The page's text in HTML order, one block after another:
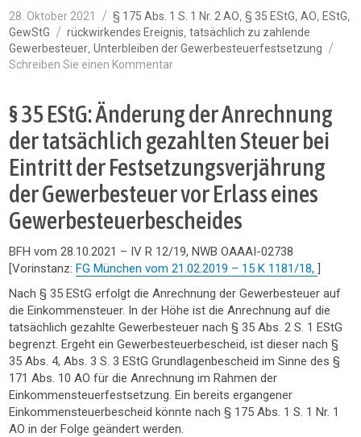
Veröffentlicht
am
28. Oktober 2021 Kategorien
§ 175 Abs. 1 S. 1 Nr. 2 AO,§ 35 EStG,AO,EStG,
GewStG Schlagwörter
rückwirkendes Ereignis,tatsächlich zu zahlende
Gewerbesteuer,Unterbleiben der Gewerbesteuerfestsetzung
Schreiben Sie einen Kommentarzu
Abs.
2
S.
1
EStG:
tatsächlich
zu
zahlende
–
Unterbleiben
der
Gewerbesteuerfestsetzung
§ 35 EStG: Änderung der Anrechnung
der tatsächlich gezahlten Steuer bei
Eintritt der Festsetzungsverjährung
der Gewerbesteuer vor Erlass eines
Gewerbesteuerbescheides
BFH vom 28.10.2021 – IV R 12/19, NWB OAAAI-02738
[Vorinstanz:FG München vom 21.02.2019 – 15 K 1181/18,]
Nach § 35 EStG erfolgt die Anrechnung der Gewerbesteuer auf
die Einkommensteuer. In der Höhe ist die Anrechnung auf die
tatsächlich gezahlte Gewerbesteuer nach § 35 Abs. 2 S. 1 EStG
begrenzt. Ergeht ein Gewerbesteuerbescheid, ist dieser nach §
35 Abs. 4, Abs. 3 S. 3 EStG Grundlagenbescheid im Sinne des §
171 Abs. 10 AO für die Anrechnung im Rahmen der
Einkommensteuerfestsetzung. Ein bereits ergangener
Einkommensteuerbescheid könnte nach § 175 Abs. 1 S. 1 Nr. 1
AO in der Folge geändert werden.